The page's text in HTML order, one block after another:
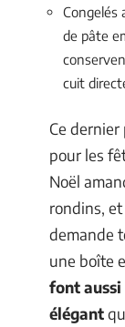
Congelés
de pâte
cuit
Ce
pour les
Noël
rondins,
demande
une boîte
font aussi
élégant